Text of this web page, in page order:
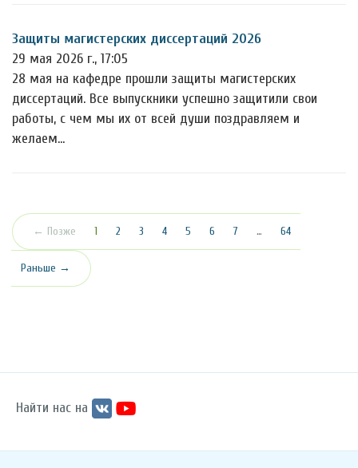
Защиты магистерских диссертаций 2026
29 мая 2026 г., 17:05
28 мая на кафедре прошли защиты магистерских
диссертаций. Все выпускники успешно защитили свои
работы, с чем мы их от всей души поздравляем и
желаем…
← Позже 1 (текущая)
2 3 4 5 6 7 … 64
Раньше →
Найти нас на